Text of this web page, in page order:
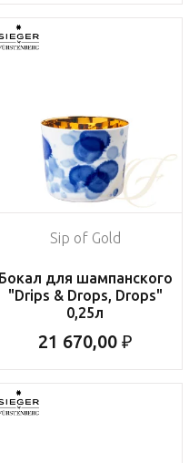
Sip of Gold
Бокал для шампанского
"Drips & Drops, Drops"
0,25л
21 670,00 ₽